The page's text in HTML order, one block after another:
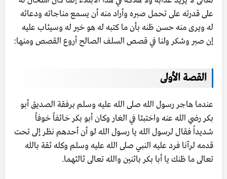
على قدرته على تحمل صبره وأراد منه أن يسمع مناجاته ودعائه
له ويرى منه حسن ظنه بأن ما كتبه له هو خير له وسيثاب عليه
إن صبر وشكر ولنا في قصص السلف الصالح أروع القصص ومنها:
القصة الأولى
عندما هاجر رسول الله صلى الله عليه وسلم برفقة الصديق أبو
بكر رضي الله عنه واختبئا في الغار وكان أبو بكر خائفاً خوفاً
شديداً فقال لرسول الله يا رسول الله لو أن أحدهم نظر إلى تحت
قدمه لرآنا فرد عليه النبي صلى الله عليه وسلم وكله ثقة بالله
تعالى ما ظنك يا أبا بكر باثنين والله تعالى ثالثهما.